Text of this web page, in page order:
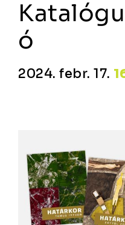
ó
2024. febr. 17.